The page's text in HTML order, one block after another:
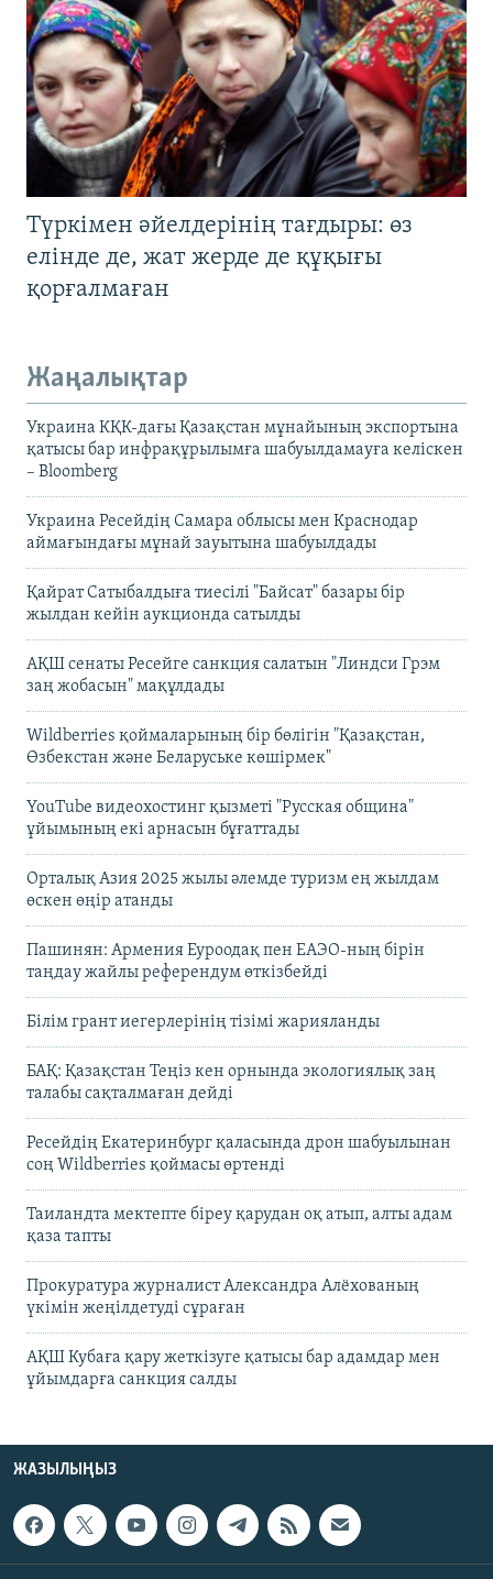
Түркімен әйелдерінің тағдыры: өз
елінде де, жат жерде де құқығы
қорғалмаған
Жаңалықтар
Украина КҚК-дағы Қазақстан мұнайының экспортына
қатысы бар инфрақұрылымға шабуылдамауға келіскен
– Bloomberg
Украина Ресейдің Самара облысы мен Краснодар
аймағындағы мұнай зауытына шабуылдады
Қайрат Сатыбалдыға тиесілі "Байсат" базары бір
жылдан кейін аукционда сатылды
АҚШ сенаты Ресейге санкция салатын "Линдси Грэм
заң жобасын" мақұлдады
Wildberries қоймаларының бір бөлігін "Қазақстан,
Өзбекстан және Беларуське көшірмек"
YouTube видеохостинг қызметі "Русская община"
ұйымының екі арнасын бұғаттады
Орталық Азия 2025 жылы әлемде туризм ең жылдам
өскен өңір атанды
Пашинян: Армения Еуроодақ пен ЕАЭО-ның бірін
таңдау жайлы референдум өткізбейді
Білім грант иегерлерінің тізімі жарияланды
БАҚ: Қазақстан Теңіз кен орнында экологиялық заң
талабы сақталмаған дейді
Ресейдің Екатеринбург қаласында дрон шабуылынан
соң Wildberries қоймасы өртенді
Таиландта мектепте біреу қарудан оқ атып, алты адам
қаза тапты
Прокуратура журналист Александра Алёхованың
үкімін жеңілдетуді сұраған
АҚШ Кубаға қару жеткізуге қатысы бар адамдар мен
ұйымдарға санкция салды
ЖАЗЫЛЫҢЫЗ